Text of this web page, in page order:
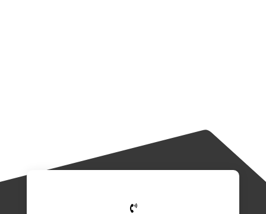
